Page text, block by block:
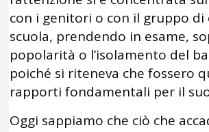
con i genitori o con il gruppo di
scuola, prendendo in esame,
popolarità o l’isolamento del
poiché si riteneva che fossero
rapporti fondamentali per il
Oggi sappiamo che ciò che